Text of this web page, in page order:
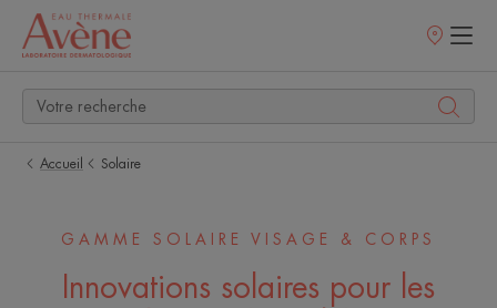
Points
Accueil Solaire
GAMME SOLAIRE VISAGE & CORPS
Innovations solaires pour les